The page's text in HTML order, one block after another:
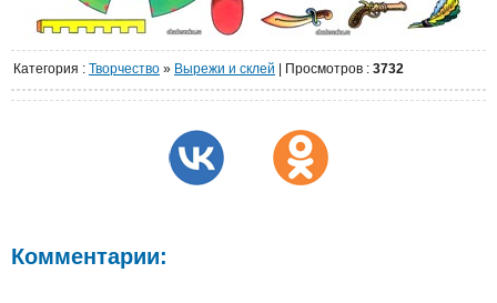
Категория : Творчество » Вырежи и склей Просмотров : 3732
Комментарии: